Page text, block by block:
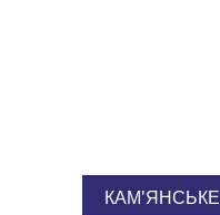
КАМ'ЯНСЬКЕ